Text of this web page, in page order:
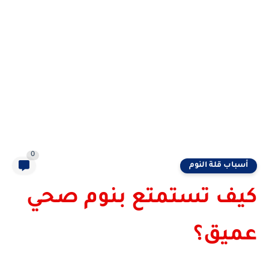
أسباب قلة النوم
0
كيف تستمتع بنوم صحي
عميق؟